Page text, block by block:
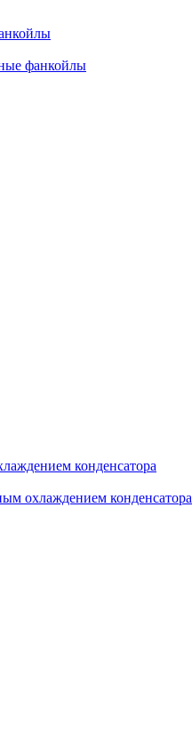
фанкойлы
конденсатора
охлаждением конденсатора